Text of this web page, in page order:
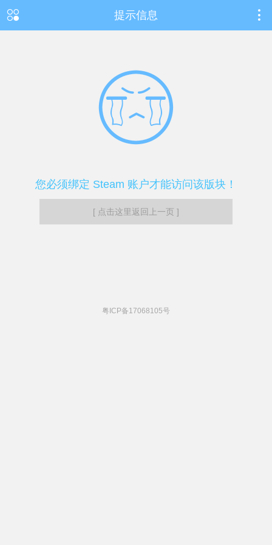
提示信息
您必须绑定 Steam 账户才能访问该版块！
[ 点击这里返回上一页 ]
粤ICP备17068105号